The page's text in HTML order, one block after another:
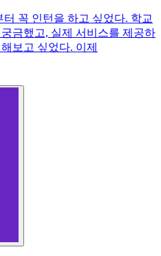
꼭 인턴을 하고 싶었다. 학교
금했고, 실제 서비스를 제공하
보고 싶었다. 이제